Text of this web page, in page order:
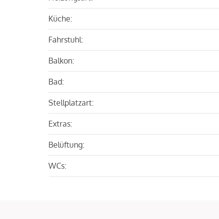
Küche:
Fahrstuhl:
Balkon:
Bad:
Stellplatzart:
Extras:
Belüftung:
WCs: